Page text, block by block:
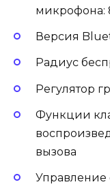
микрофона:
Версия
Радиус
Регулятор
Функции
вызова
Управление